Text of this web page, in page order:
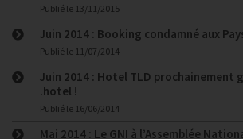
Publié le 13/11/2015
Juin 2014 : Booking condamné aux
Publié le 11/07/2014
Juin 2014 : Hotel TLD prochainement
.hotel !
Publié le 16/06/2014
Mai 2014 : Le GNI à l’Assemblée